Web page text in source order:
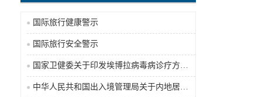
国际旅行健康警示
国际旅行安全警示
国家卫健委关于印发埃博拉病毒病诊疗方案（2026年版）的通知
中华人民共和国出入境管理局关于内地居民前往港澳地区定居审批条件的公告（2026-06-30）